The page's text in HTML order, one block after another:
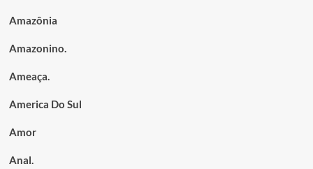
Amazônia
Amazonino.
Ameaça.
America Do Sul
Amor
Anal.